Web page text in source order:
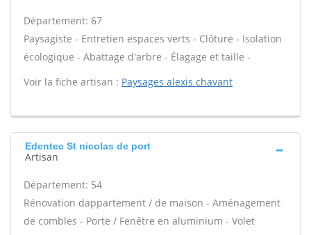
Département: 67
Paysagiste - Entretien espaces verts - Clôture - Isolation
écologique - Abattage d'arbre - Élagage et taille -
Voir la fiche artisan : Paysages alexis chavant
Edentec St nicolas de port
Artisan
Département: 54
Rénovation dappartement / de maison - Aménagement
de combles - Porte / Fenêtre en aluminium - Volet